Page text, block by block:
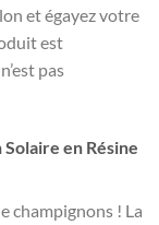
et égayez votre
est
pas
en Résine
champignons ! La